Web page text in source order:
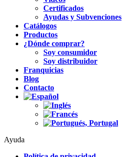
Certificados
Ayudas y Subvenciones
Catálogos
Productos
¿Dónde comprar?
Soy consumidor
Soy distribuidor
Franquicias
Blog
Contacto
Ayuda